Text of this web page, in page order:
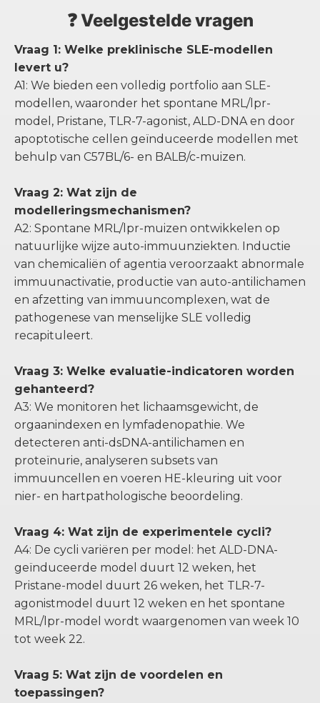
❓ Veelgestelde vragen
Vraag 1: Welke preklinische SLE-modellen
levert u?
A1: We bieden een volledig portfolio aan SLE-
modellen, waaronder het spontane MRL/lpr-
model, Pristane, TLR-7-agonist, ALD-DNA en door
apoptotische cellen geïnduceerde modellen met
behulp van C57BL/6- en BALB/c-muizen.
Vraag 2: Wat zijn de
modelleringsmechanismen?
A2: Spontane MRL/lpr-muizen ontwikkelen op
natuurlijke wijze auto-immuunziekten. Inductie
van chemicaliën of agentia veroorzaakt abnormale
immuunactivatie, productie van auto-antilichamen
en afzetting van immuuncomplexen, wat de
pathogenese van menselijke SLE volledig
recapituleert.
Vraag 3: Welke evaluatie-indicatoren worden
gehanteerd?
A3: We monitoren het lichaamsgewicht, de
orgaanindexen en lymfadenopathie. We
detecteren anti-dsDNA-antilichamen en
proteïnurie, analyseren subsets van
immuuncellen en voeren HE-kleuring uit voor
nier- en hartpathologische beoordeling.
Vraag 4: Wat zijn de experimentele cycli?
A4: De cycli variëren per model: het ALD-DNA-
geïnduceerde model duurt 12 weken, het
Pristane-model duurt 26 weken, het TLR-7-
agonistmodel duurt 12 weken en het spontane
MRL/lpr-model wordt waargenomen van week 10
tot week 22.
Vraag 5: Wat zijn de voordelen en
toepassingen?